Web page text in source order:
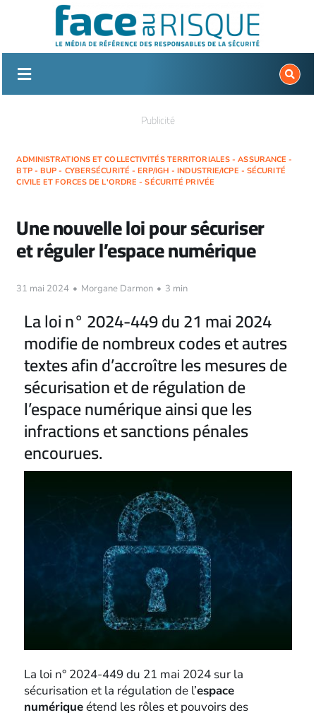
Publicité
ADMINISTRATIONS ET COLLECTIVITÉS TERRITORIALES - ASSURANCE -
BTP - BUP - CYBERSÉCURITÉ - ERP/IGH - INDUSTRIE/ICPE - SÉCURITÉ
CIVILE ET FORCES DE L'ORDRE - SÉCURITÉ PRIVÉE
Une nouvelle loi pour sécuriser
et réguler l’espace numérique
31 mai 2024 • Morgane Darmon • 3 min
La loi n° 2024-449 du 21 mai 2024
modifie de nombreux codes et autres
textes afin d’accroître les mesures de
sécurisation et de régulation de
l’espace numérique ainsi que les
infractions et sanctions pénales
encourues.
La loi n° 2024-449 du 21 mai 2024 sur la
sécurisation et la régulation de l’espace
numériqueétend les rôles et pouvoirs des